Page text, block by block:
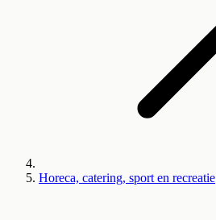
Horeca, catering, sport en recreatie